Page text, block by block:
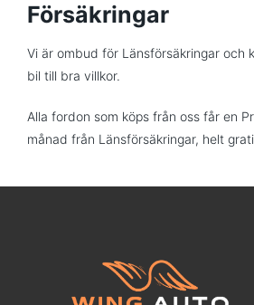
Försäkringar
Vi är ombud för Länsförsäkringar och
bil till bra villkor.
Alla fordon som köps från oss får en
månad från Länsförsäkringar, helt